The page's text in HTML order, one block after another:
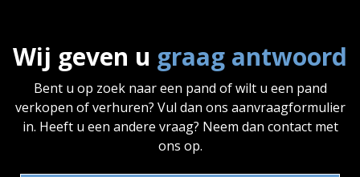
Wij geven u graag antwoord
Bent u op zoek naar een pand of wilt u een pand
verkopen of verhuren? Vul dan ons aanvraagformulier
in. Heeft u een andere vraag? Neem dan contact met
ons op.